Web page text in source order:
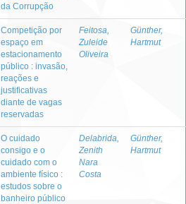
da Corrupção
Competição por
espaço em
estacionamento
público : invasão,
reações e
justificativas
diante de vagas
reservadas
Feitosa,
Zuleide
Oliveira
Günther,
Hartmut
O cuidado
consigo e o
cuidado com o
ambiente físico :
estudos sobre o
banheiro público
Delabrida,
Zenith
Nara
Costa
Günther,
Hartmut